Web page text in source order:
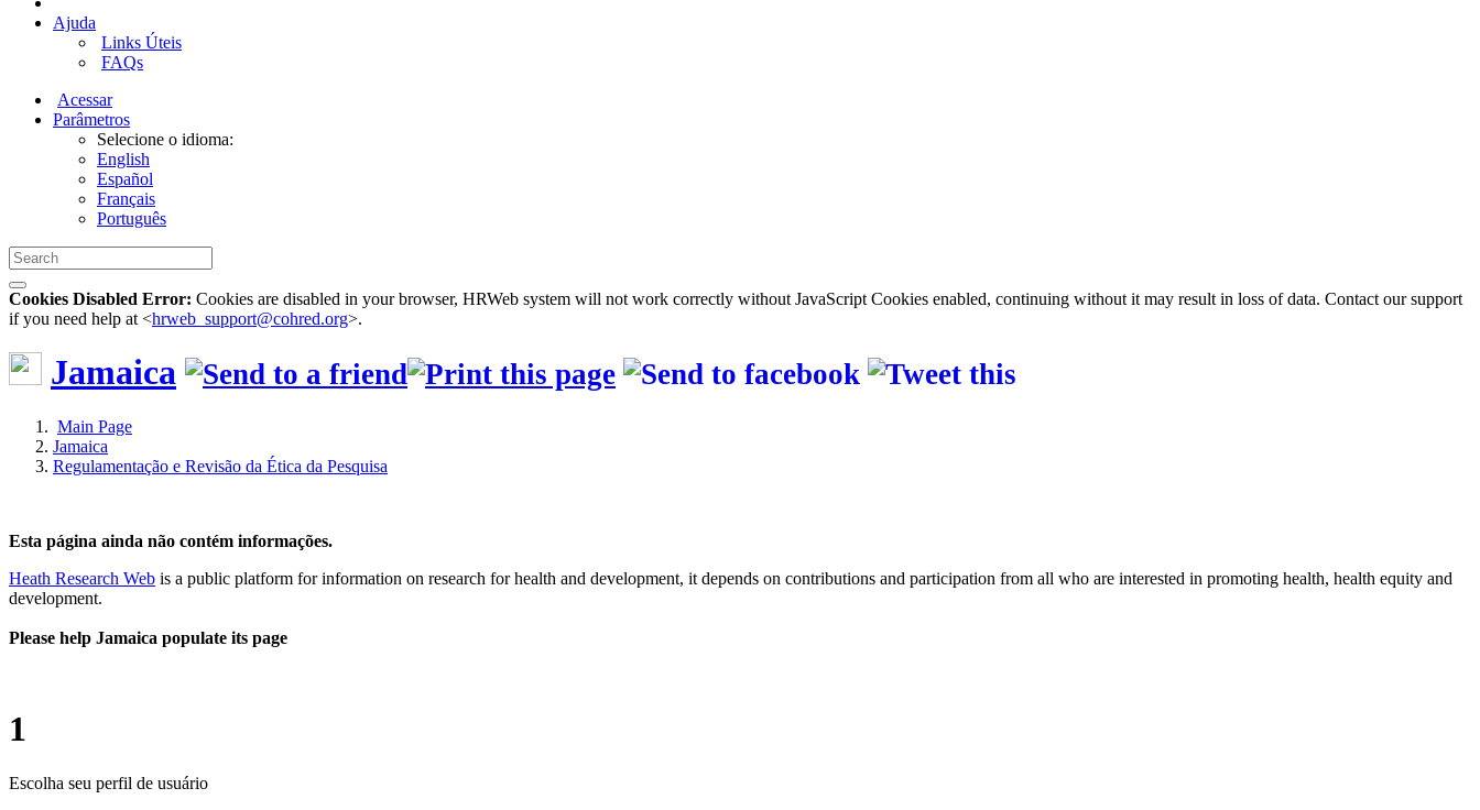
Ajuda
Links Úteis
FAQs
Acessar
Parâmetros
Selecione o idioma:
English
Español
Français
Português
Cookies Disabled Error: Cookies are disabled in your browser, HRWeb system will not work correctly without JavaScript Cookies enabled, continuing without it may result in loss of data. Contact our support
if you need help at <hrweb_support@cohred.org>.
Jamaica
Main Page
Jamaica
Regulamentação e Revisão da Ética da Pesquisa
Esta página ainda não contém informações.
Heath Research Web is a public platform for information on research for health and development, it depends on contributions and participation from all who are interested in promoting health, health equity and
development.
Please help Jamaica populate its page
1
Escolha seu perfil de usuário